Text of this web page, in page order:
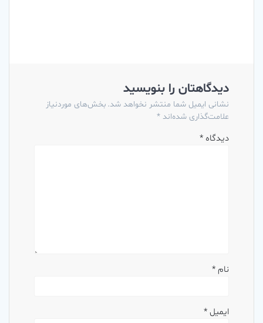
دیدگاهتان را بنویسید
نشانی ایمیل شما منتشر نخواهد شد. بخش‌های موردنیاز
علامت‌گذاری شده‌اند *
دیدگاه *
نام*
ایمیل*